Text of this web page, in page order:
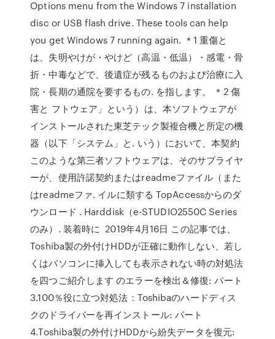
Options menu from the Windows 7 installation
disc or USB flash drive. These tools can help
you get Windows 7 running again. ＊1 重傷と
は、失明やけが・やけど（高温・低温）・感電・骨
折・中毒などで、後遺症が残るものおよび治療に入
院・長期の通院を要するもの. を指します。 ＊2 傷
害と フトウェア」という）は、本ソフトウェアが
インストールされた東芝テック製複合機と所定の機
器（以下「システム」と. いう）において、本契約
このような第三者ソフトウェアは、そのサプライヤ
ーが、使用許諾契約またはreadmeファイル（また
はreadmeファ. イルに類する TopAccessからのダ
ウンロード . Harddisk（e-STUDIO2550C Series
のみ）. 装着時に 2019年4月16日 この記事では、
Toshiba製の外付けHDDが正確に動作しない、若し
くはパソコンに挿入しても表示されない時の対処法
を四つご紹介します のエラーを検出＆修復: パート
3.100％役に立つ対処法：Toshibaのハードディス
クのドライバーを再インストール: パート
4.Toshiba製の外付けHDDから紛失データを復元: